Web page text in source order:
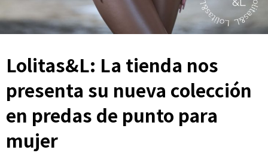
Lolitas&L: La tienda nos
presenta su nueva colección
en predas de punto para
mujer